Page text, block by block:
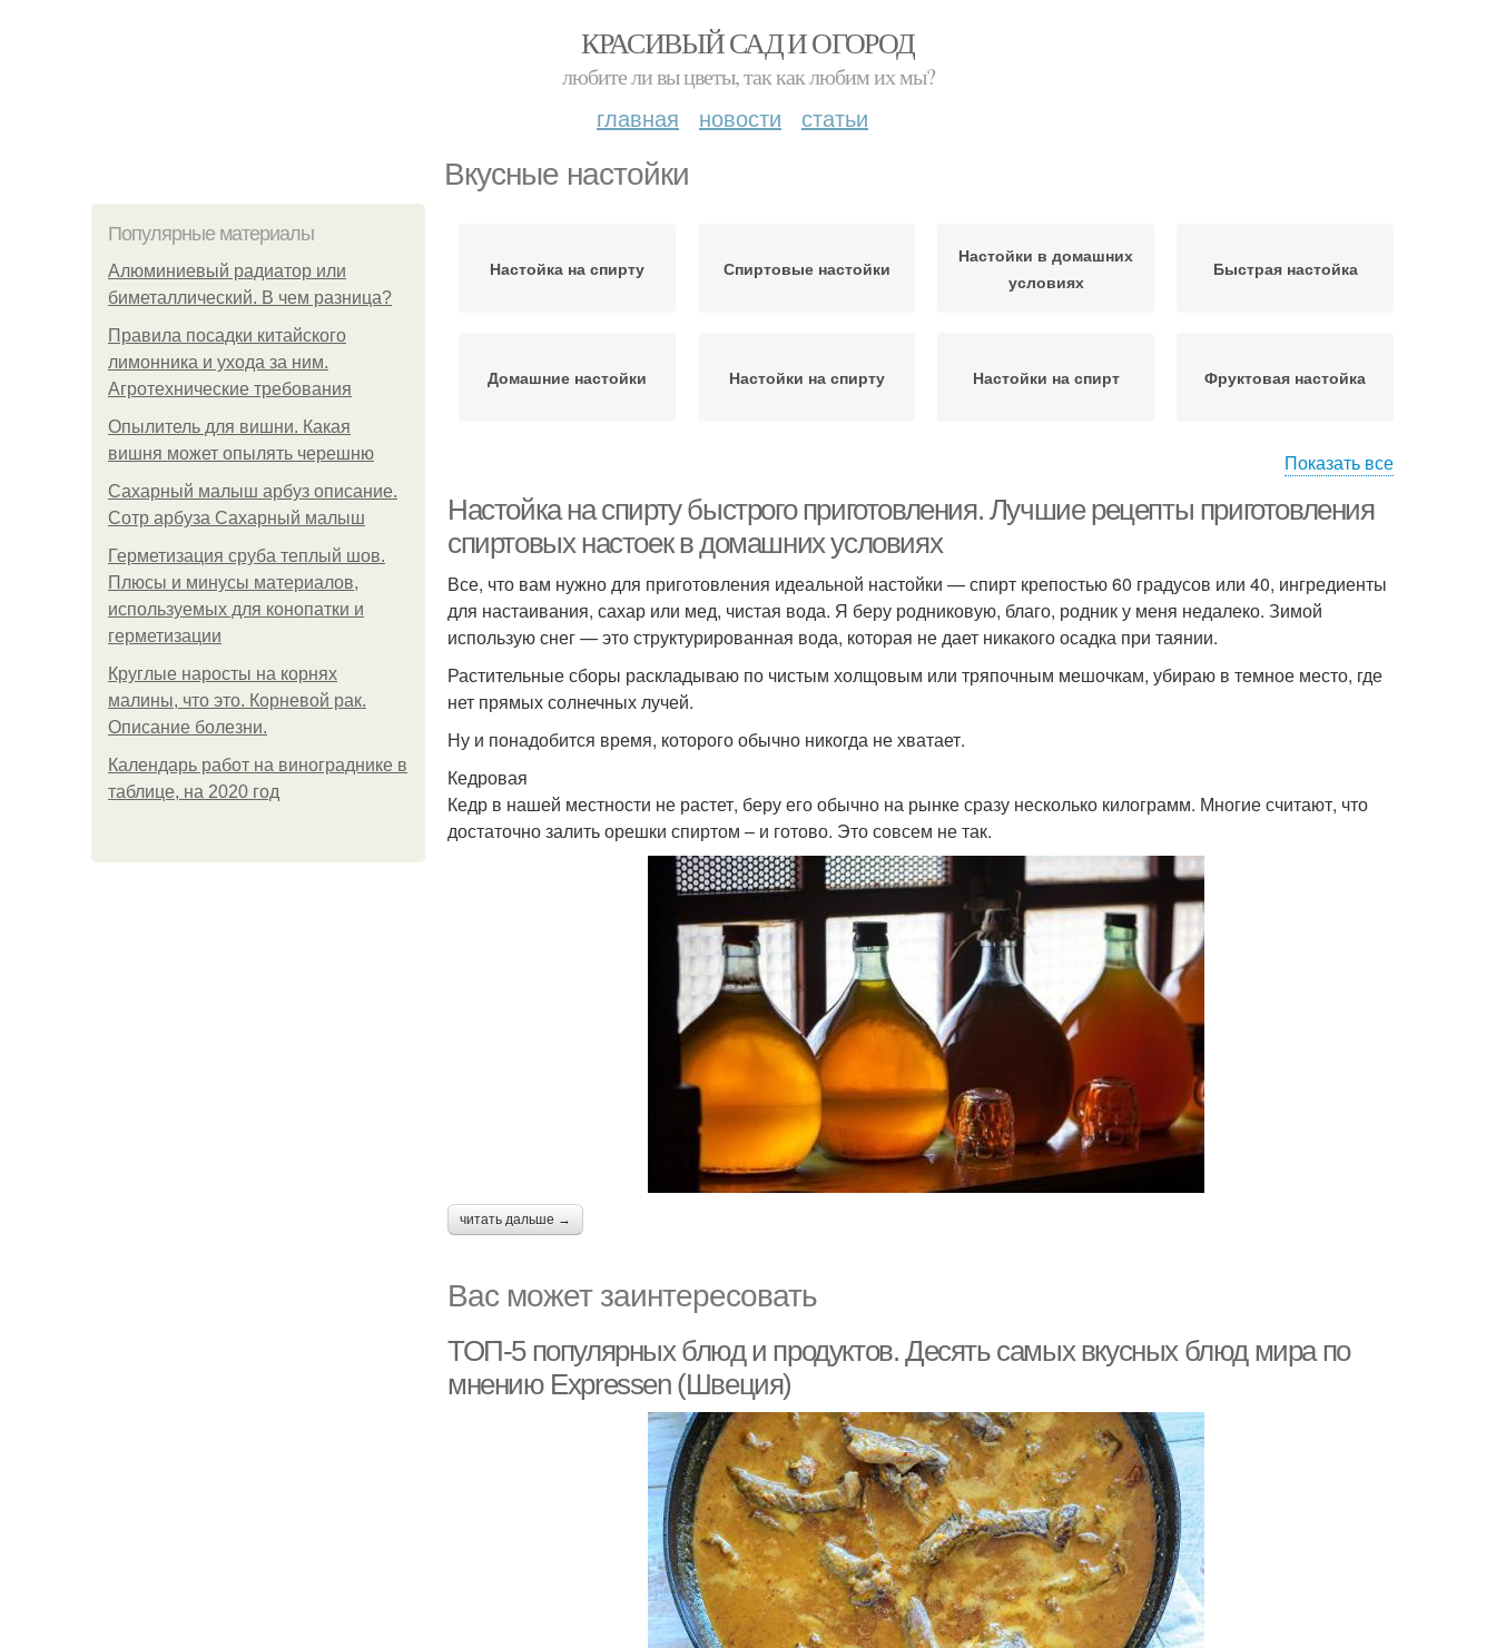
КРАСИВЫЙ САД И ОГОРОД
любите ли вы цветы, так как любим их мы?
главная новости статьи
Вкусные настойки
Популярные материалы
Алюминиевый радиатор или
биметаллический. В чем разница?
Правила посадки китайского
лимонника и ухода за ним.
Агротехнические требования
Опылитель для вишни. Какая
вишня может опылять черешню
Сахарный малыш арбуз описание.
Сотр арбуза Сахарный малыш
Герметизация сруба теплый шов.
Плюсы и минусы материалов,
используемых для конопатки и
герметизации
Круглые наросты на корнях
малины, что это. Корневой рак.
Описание болезни.
Календарь работ на винограднике в
таблице, на 2020 год
Настойка на спирту Спиртовые настойки
Настойки в домашних
условиях
Быстрая настойка
Домашние настойки Настойки на спирту Настойки на спирт Фруктовая настойка
Показать все
Настойка на спирту быстрого приготовления. Лучшие рецепты приготовления
спиртовых настоек в домашних условиях
Все, что вам нужно для приготовления идеальной настойки — спирт крепостью 60 градусов или 40, ингредиенты
для настаивания, сахар или мед, чистая вода. Я беру родниковую, благо, родник у меня недалеко. Зимой
использую снег — это структурированная вода, которая не дает никакого осадка при таянии.
Растительные сборы раскладываю по чистым холщовым или тряпочным мешочкам, убираю в темное место, где
нет прямых солнечных лучей.
Ну и понадобится время, которого обычно никогда не хватает.
Кедровая
Кедр в нашей местности не растет, беру его обычно на рынке сразу несколько килограмм. Многие считают, что
достаточно залить орешки спиртом – и готово. Это совсем не так.
читать дальше →
Вас может заинтересовать
ТОП-5 популярных блюд и продуктов. Десять самых вкусных блюд мира по
мнению Expressen (Швеция)